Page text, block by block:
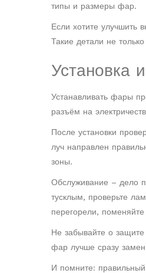
типы и размеры фар.
Если хотите улучшить
Такие детали не
Установка
Устанавливать фары
разъём на
После установки
луч направлен
зоны.
Обслуживание – дело
тусклым, проверьте
перегорели, поменяйте
Не забывайте о
фар лучше сразу
И помните: